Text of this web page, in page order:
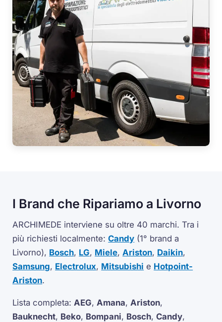
I Brand che Ripariamo a Livorno
ARCHIMEDE interviene su oltre 40 marchi. Tra i
più richiesti localmente:Candy (1° brand a
Livorno), Bosch, LG, Miele, Ariston, Daikin,
Samsung, Electrolux, Mitsubishi e Hotpoint-
Ariston.
Lista completa: AEG, Amana, Ariston,
Bauknecht, Beko, Bompani, Bosch,Candy,